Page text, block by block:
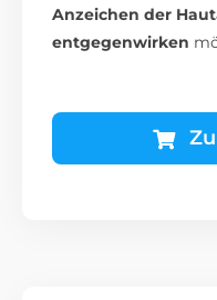
Anzeichen der
entgegenwirken